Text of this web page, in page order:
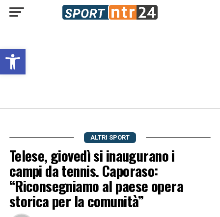
Open toolbar
ALTRI SPORT
Telese, giovedì si inaugurano i
campi da tennis. Caporaso:
“Riconsegniamo al paese opera
storica per la comunità”